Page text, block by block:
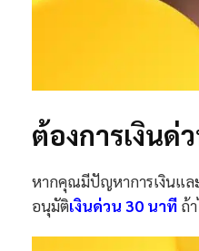
ต้องการเงินด่
หากคุณมีปัญหาการเงินแล
อนุมัติเงินด่วน 30 นาที ถ้